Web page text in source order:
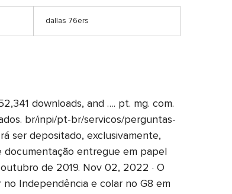
dallas 76ers
downloads, and …. pt. mg. com.
br/inpi/pt-br/servicos/perguntas-
ser depositado, exclusivamente,
documentação entregue em papel
de 2019. Nov 02, 2022 · O
Independência e colar no G8 em